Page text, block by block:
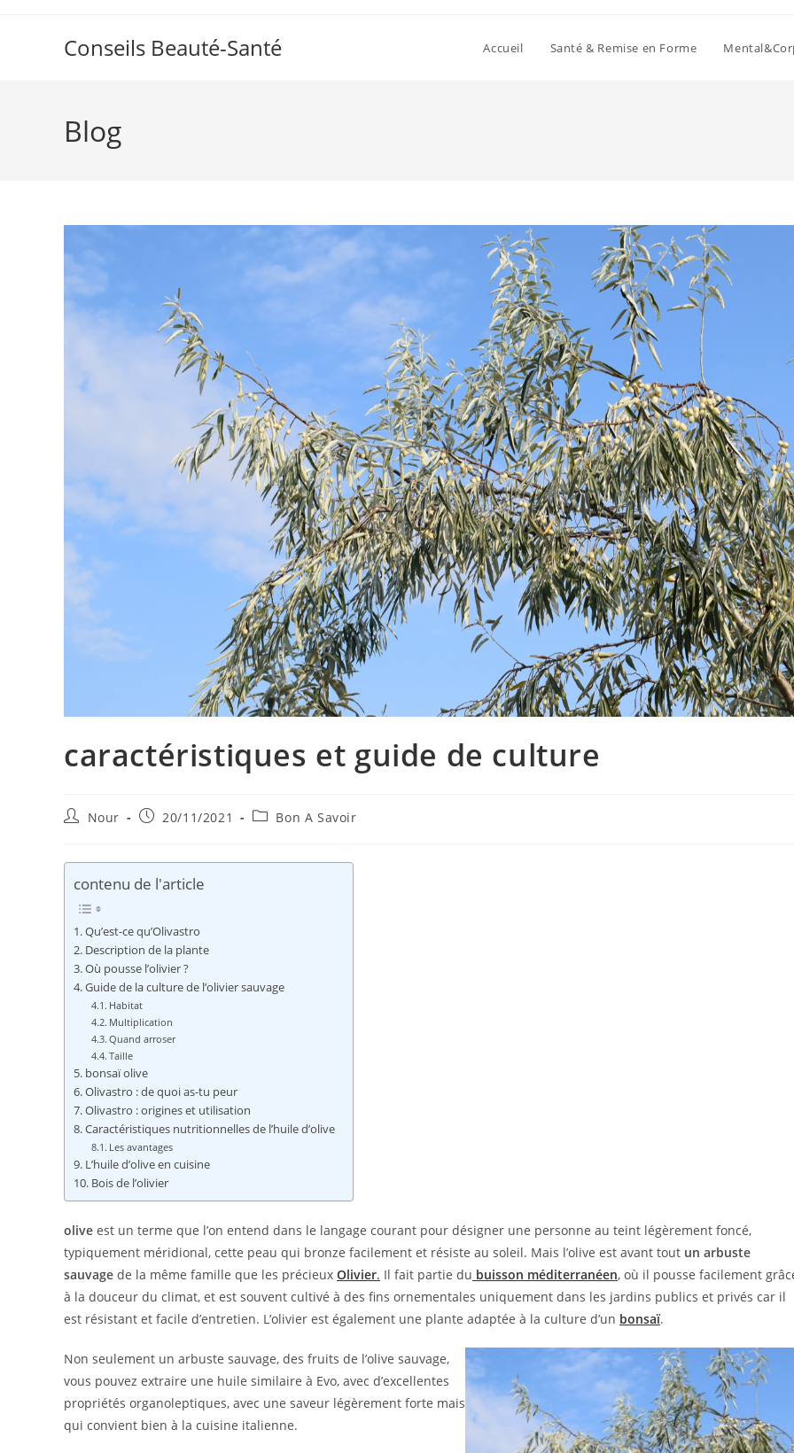
Conseils Beauté-Santé Accueil Santé & Remise en Forme
Blog
caractéristiques et guide de culture
Auteur/autrice
publication :
Nour
Publication
20/11/2021
PostBon A Savoir
contenu de l'article
Qu’est-ce qu’Olivastro
Description de la plante
Où pousse l’olivier ?
Guide de la culture de l’olivier sauvage
Habitat
Multiplication
Quand arroser
Taille
bonsaï olive
Olivastro : de quoi as-tu peur
Olivastro : origines et utilisation
Caractéristiques nutritionnelles de l’huile d’olive
Les avantages
L’huile d’olive en cuisine
Bois de l’olivier
olive est un terme que l’on entend dans le langage courant pour désigner une personne au teint légèrement foncé,
typiquement méridional, cette peau qui bronze facilement et résiste au soleil. Mais l’olive est avant tout un arbuste
sauvage de la même famille que les précieux Olivier. Il fait partie du buisson méditerranéen, où il pousse facilement
à la douceur du climat, et est souvent cultivé à des fins ornementales uniquement dans les jardins publics et privés car il
est résistant et facile d’entretien. L’olivier est également une plante adaptée à la culture d’un bonsaï.
Non seulement un arbuste sauvage, des fruits de l’olive sauvage,
vous pouvez extraire une huile similaire à Evo, avec d’excellentes
propriétés organoleptiques, avec une saveur légèrement forte mais
qui convient bien à la cuisine italienne.